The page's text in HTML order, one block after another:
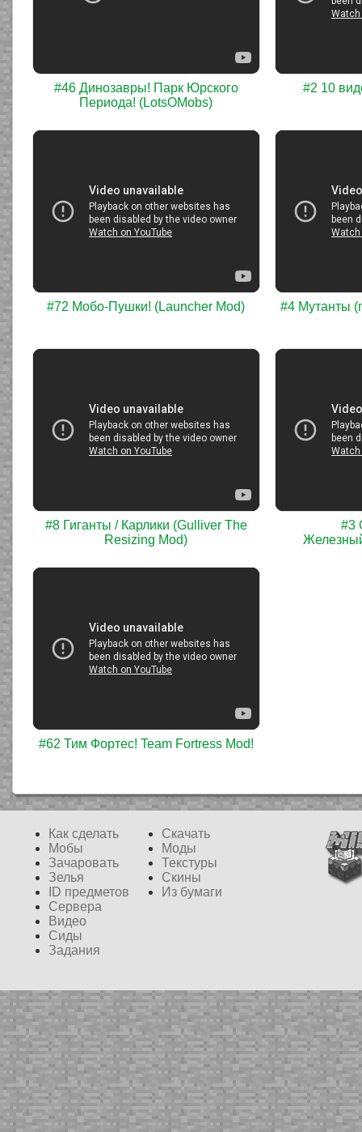
#46 Динозавры! Парк Юрского
Периода! (LotsOMobs)
#2 10
#72 Мобо-Пушки! (Launcher Mod) #4 Мутанты
#8 Гиганты / Карлики (Gulliver The
Resizing Mod)
#3
#62 Тим Фортес! Team Fortress Mod!
Как сделать
Мобы
Зачаровать
Зелья
ID предметов
Сервера
Видео
Сиды
Задания
Скачать
Моды
Текстуры
Скины
Из бумаги